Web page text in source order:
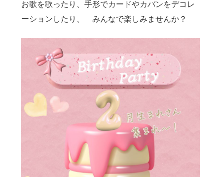
お歌を歌ったり、手形でカードやカバンをデコレ
ーションしたり、 みんなで楽しみませんか？